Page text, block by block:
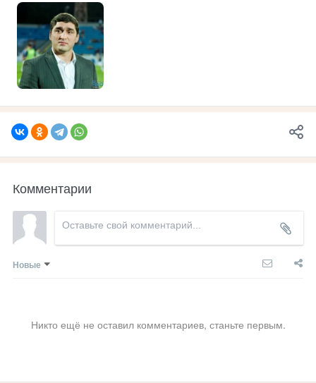
Комментарии
Новые
Никто ещё не оставил комментариев, станьте первым.